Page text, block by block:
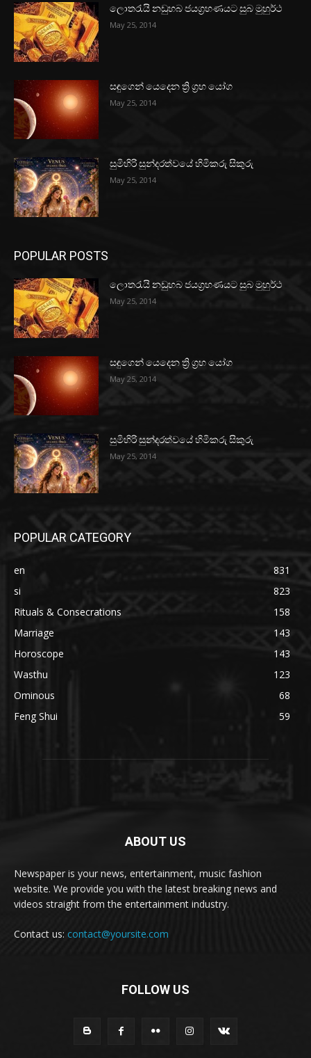
ලොතරැයි නඩුහබ ජයග්‍රහණයට සුබ මුහුර්ථ
May 25, 2014
සඳුගෙන් යෙදෙන ත්‍රි ග්‍රහ යෝග
May 25, 2014
සුමිහිරි සුන්දරත්වයේ හිමිකරු සිකුරු
May 25, 2014
POPULAR POSTS
ලොතරැයි නඩුහබ ජයග්‍රහණයට සුබ මුහුර්ථ
May 25, 2014
සඳුගෙන් යෙදෙන ත්‍රි ග්‍රහ යෝග
May 25, 2014
සුමිහිරි සුන්දරත්වයේ හිමිකරු සිකුරු
May 25, 2014
POPULAR CATEGORY
en
831
si
823
Rituals & Consecrations
158
Marriage
143
Horoscope
143
Wasthu
123
Ominous
68
Feng Shui
59
ABOUT US
Newspaper is your news, entertainment, music fashion
website. We provide you with the latest breaking news and
videos straight from the entertainment industry.
Contact us: contact@yoursite.com
FOLLOW US